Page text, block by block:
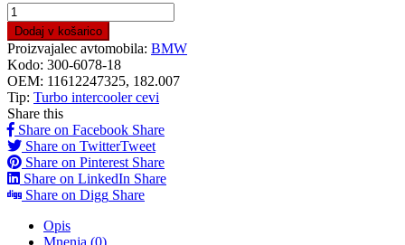
TURBO
CEV
–
INTERCOOLER
CEV
–
300-
6078-
18
quantity
Dodaj v košarico
Proizvajalec avtomobila: BMW
Kodo: 300-6078-18
OEM: 11612247325, 182.007
Tip: Turbo intercooler cevi
Share this
Share on Facebook Share
Share on TwitterTweet
Share on Pinterest Share
Share on LinkedIn Share
Share on Digg Share
Opis
Mnenja (0)